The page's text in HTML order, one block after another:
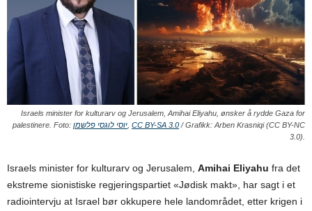
Israels minister for kulturarv og Jerusalem, Amihai Eliyahu, ønsker å rydde Gaza for
palestinere. Foto: יוסי לוגסי פלשמן CC BY-SA 3.0 / Grafikk: Arben Krasniqi (CC BY-NC
3.0).
Israels minister for kulturarv og Jerusalem, Amihai Eliyahu fra det
ekstreme sionistiske regjeringspartiet «Jødisk makt» , har sagt i et
radiointervju at Israel bør okkupere hele landområdet, etter krigen i